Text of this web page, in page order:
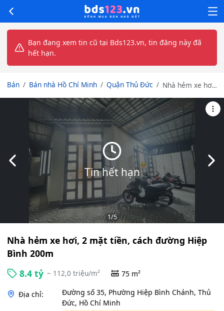
Bạn đang xem tin cũ tại Bds123.vn, tin đăng này đã
hết hạn.
Bán Bán nhà Hồ Chí Minh Quận Thủ Đức
Nhà hẻm xe hơi,
đường Hiệp Bình
200m
Tin hết hạn
Slide trước
1/5
Nhà hẻm xe hơi, 2 mặt tiền, cách đường Hiệp
Bình 200m
8.4 tỷ ~ 112,0 triệu/m² 75 m²
Địa chỉ:
Đường số 35, Phường Hiệp Bình Chánh, Thủ
Đức, Hồ Chí Minh